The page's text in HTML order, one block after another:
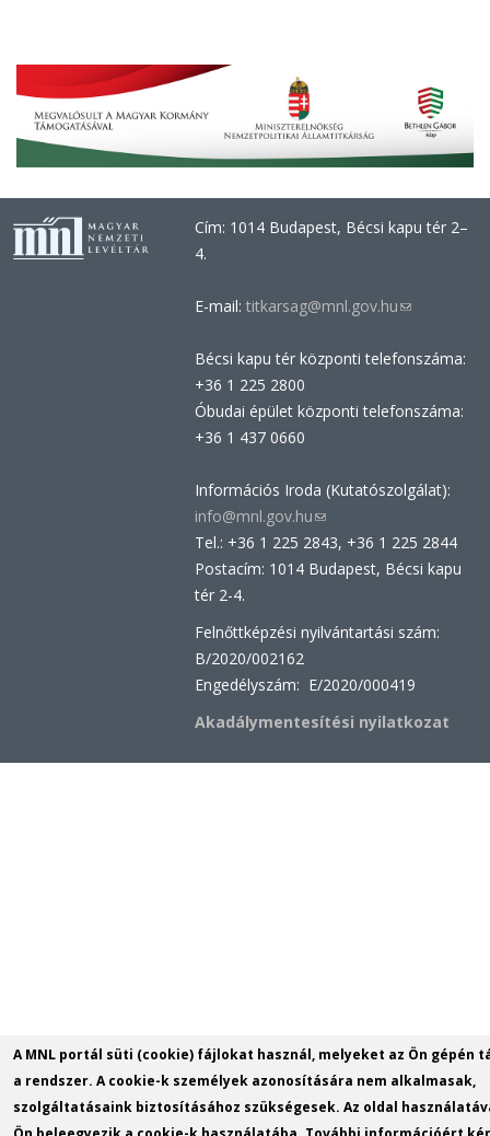
Cím: 1014 Budapest, Bécsi kapu tér 2–
4.
E-mail: titkarsag@mnl.gov.hu(link
e-
Bécsi kapu tér központi telefonszáma:
+36 1 225 2800
Óbudai épület központi telefonszáma:
+36 1 437 0660
Információs Iroda (Kutatószolgálat):
info@mnl.gov.hu(link
sends
e-
Tel.: +36 1 225 2843, +36 1 225 2844
Postacím: 1014 Budapest, Bécsi kapu
tér 2-4.
Felnőttképzési nyilvántartási szám:
B/2020/002162
Engedélyszám: E/2020/000419
Akadálymentesítési nyilatkozat
A MNL portál süti (cookie) fájlokat használ, melyeket az Ön gépén
a rendszer. A cookie-k személyek azonosítására nem alkalmasak,
szolgáltatásaink biztosításához szükségesek. Az oldal